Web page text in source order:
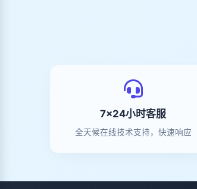
7×24小时客服
全天候在线技术支持，快速响应